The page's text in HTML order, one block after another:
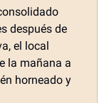
después de
el local
la mañana a
horneado y